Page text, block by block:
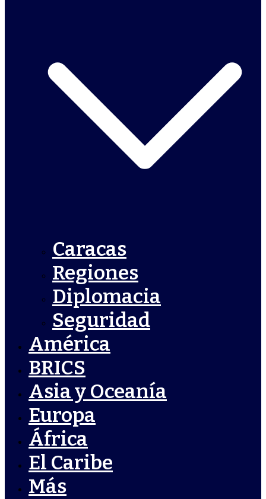
Caracas
Regiones
Diplomacia
Seguridad
América
BRICS
Asia y Oceanía
Europa
África
El Caribe
Más